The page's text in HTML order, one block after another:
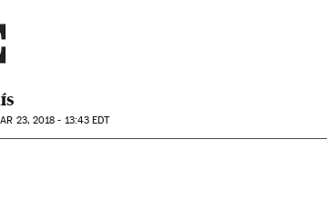
23, 2018 - 13:43 EDT